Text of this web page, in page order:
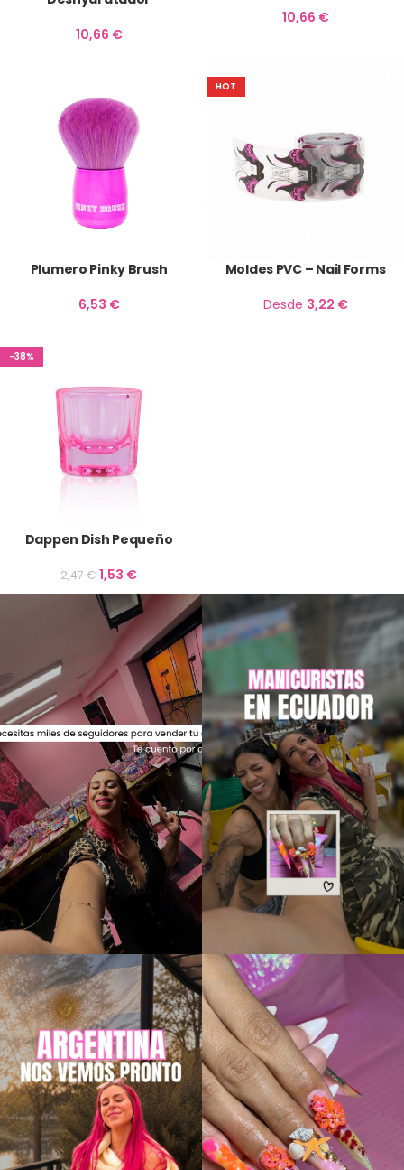
10,66 €
10,66 €
Plumero Pinky Brush
6,53 €
HOT
Moldes PVC – Nail Forms
Desde 3,22 €
-38%
Dappen Dish Pequeño
2,47€ 1,53 €